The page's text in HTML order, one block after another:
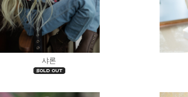
샤론